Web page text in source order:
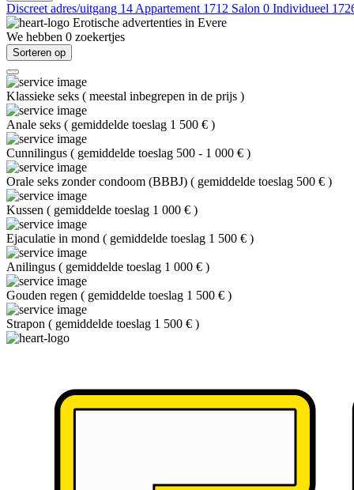
Discreet adres/uitgang 14 Appartement 1712 Salon 0 Individueel
Erotische advertenties in Evere
We hebben 0 zoekertjes
Sorteren op
Klassieke seks ( meestal inbegrepen in de prijs )
Anale seks ( gemiddelde toeslag 1 500 € )
Cunnilingus ( gemiddelde toeslag 500 - 1 000 € )
Orale seks zonder condoom (BBBJ) ( gemiddelde toeslag 500 € )
Kussen ( gemiddelde toeslag 1 000 € )
Ejaculatie in mond ( gemiddelde toeslag 1 500 € )
Anilingus ( gemiddelde toeslag 1 000 € )
Gouden regen ( gemiddelde toeslag 1 500 € )
Strapon ( gemiddelde toeslag 1 500 € )